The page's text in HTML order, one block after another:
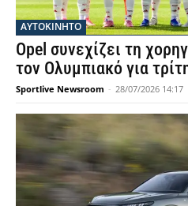
ΑΥΤΟΚΙΝΗΤΟ
Opel συνεχίζει τη
τον Ολυμπιακό για
Sportlive Newsroom - 28/07/2026 14:17